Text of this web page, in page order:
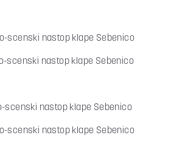
scenski nastop klape Sebenico
scenski nastop klape Sebenico
scenski nastop klape Sebenico
scenski nastop klape Sebenico